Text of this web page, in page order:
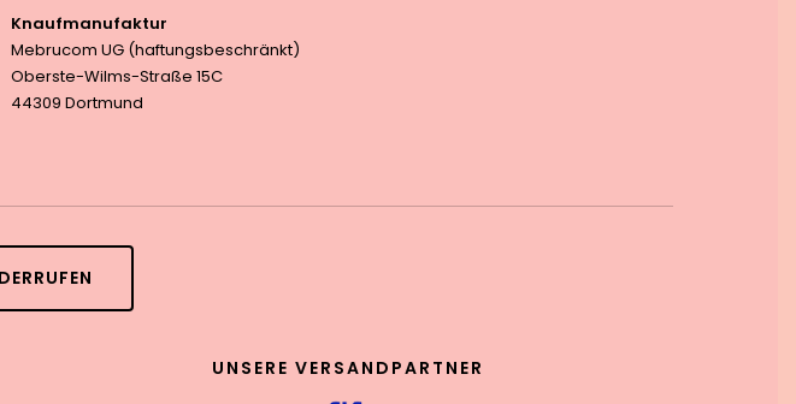
Knaufmanufaktur
Mebrucom UG (haftungsbeschränkt)
Oberste-Wilms-Straße 15C
44309 Dortmund
UNSERE VERSANDPARTNER